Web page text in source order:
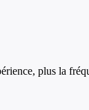
plus la